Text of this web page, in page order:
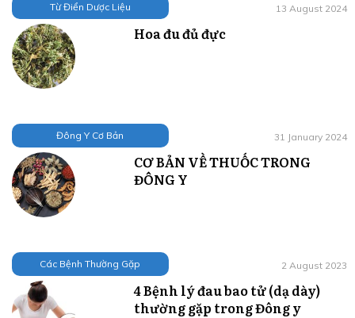
Từ Điển Dược Liệu 13 August 2024
Hoa đu đủ đực
Đông Y Cơ Bản 31 January 2024
CƠ BẢN VỀ THUỐC TRONG
ĐÔNG Y
Các Bệnh Thường Gặp 2 August 2023
4 Bệnh lý đau bao tử (dạ dày)
thường gặp trong Đông y